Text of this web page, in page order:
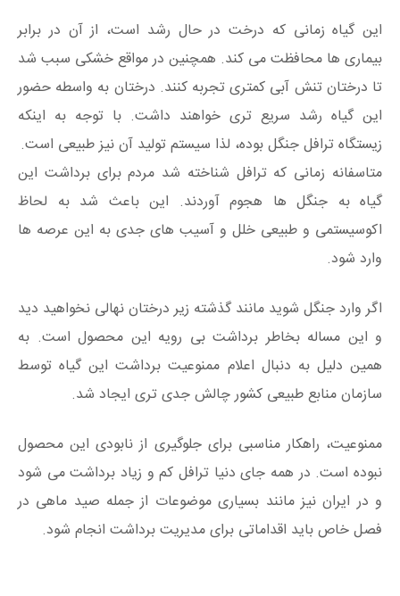
این گیاه زمانی که درخت در حال رشد است، از آن در برابر
بیماری ها محافظت می کند. همچنین در مواقع خشکی سبب شد
تا درختان تنش آبی کمتری تجربه کنند. درختان به واسطه حضور
این گیاه رشد سریع تری خواهند داشت. با توجه به اینکه
زیستگاه ترافل جنگل بوده، لذا سیستم تولید آن نیز طبیعی است.
متاسفانه زمانی که ترافل شناخته شد مردم برای برداشت این
گیاه به جنگل ها هجوم آوردند. این باعث شد به لحاظ
اکوسیستمی و طبیعی خلل و آسیب های جدی به این عرصه ها
وارد شود.
اگر وارد جنگل شوید مانند گذشته زیر درختان نهالی نخواهید دید
و این مساله بخاطر برداشت بی رویه این محصول است. به
همین دلیل به دنبال اعلام ممنوعیت برداشت این گیاه توسط
سازمان منابع طبیعی کشور چالش جدی تری ایجاد شد.
ممنوعیت، راهکار مناسبی برای جلوگیری از نابودی این محصول
نبوده است. در همه جای دنیا ترافل کم و زیاد برداشت می شود
و در ایران نیز مانند بسیاری موضوعات از جمله صید ماهی در
فصل خاص باید اقداماتی برای مدیریت برداشت انجام شود.